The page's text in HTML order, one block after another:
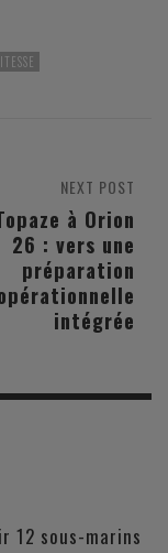
NEXT POST
à Orion
26 : vers une
préparation
intégrée
12 sous-marins